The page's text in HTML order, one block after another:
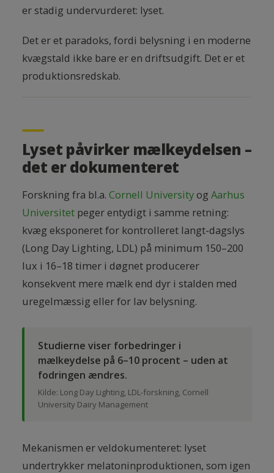
er stadig undervurderet: lyset.
Det er et paradoks, fordi belysning i en moderne
kvægstald ikke bare er en driftsudgift. Det er et
produktionsredskab.
Lyset påvirker mælkeydelsen –
det er dokumenteret
Forskning fra bl.a. Cornell Universityog Aarhus
Universitet peger entydigt i samme retning:
kvæg eksponeret for kontrolleret langt-dagslys
(Long Day Lighting, LDL) på minimum 150–200
lux i 16–18 timer i døgnet producerer
konsekvent mere mælk end dyr i stalden med
uregelmæssig eller for lav belysning.
Studierne viser forbedringer i
mælkeydelse på 6–10 procent – uden at
fodringen ændres.
Kilde: Long Day Lighting, LDL-forskning, Cornell
University Dairy Management
Mekanismen er veldokumenteret: lyset
undertrykker melatoninproduktionen, som igen